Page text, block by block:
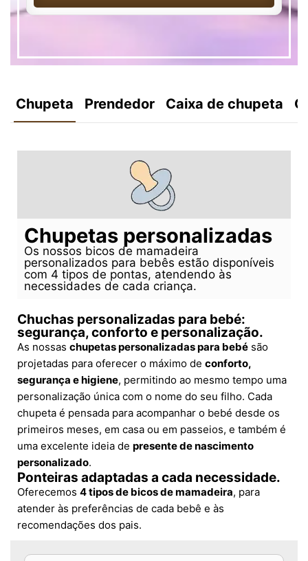
Chupeta Prendedor Caixa de chupeta
Chupetas personalizadas
Os nossos bicos de mamadeira
personalizados para bebês estão disponíveis
com 4 tipos de pontas, atendendo às
necessidades de cada criança.
Chuchas personalizadas para bebé:
segurança, conforto e personalização.
As nossas chupetas personalizadas para bebé são
projetadas para oferecer o máximo de conforto,
segurança e higiene, permitindo ao mesmo tempo uma
personalização única com o nome do seu filho. Cada
chupeta é pensada para acompanhar o bebé desde os
primeiros meses, em casa ou em passeios, e também é
uma excelente ideia de presente de nascimento
personalizado.
Ponteiras adaptadas a cada necessidade.
Oferecemos 4 tipos de bicos de mamadeira, para
atender às preferências de cada bebê e às
recomendações dos pais.